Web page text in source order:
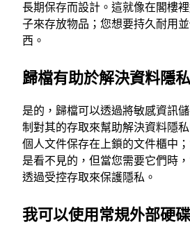
長期保存而設計。這就像在閣樓
子來存放物品；您想要持久耐用
西。
歸檔有助於解決資料隱
是的，歸檔可以透過將敏感資訊
制對其的存取來幫助解決資料隱
個人文件保存在上鎖的文件櫃中
是看不見的，但當您需要它們時
透過受控存取來保護隱私。
我可以使用常規外部硬